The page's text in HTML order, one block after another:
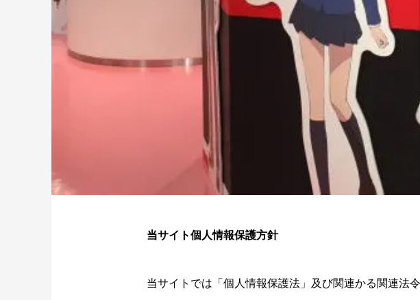
当サイト個人情報保護方針
当サイトでは「個人情報保護法」及び関連かる関連法